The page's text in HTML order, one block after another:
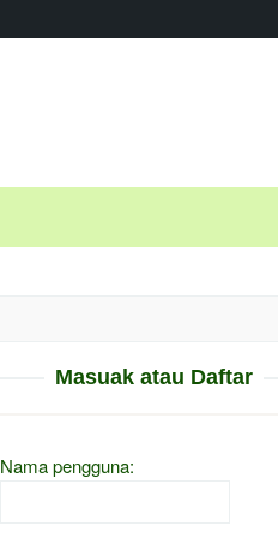
Masuak atau Daftar
Nama pengguna: